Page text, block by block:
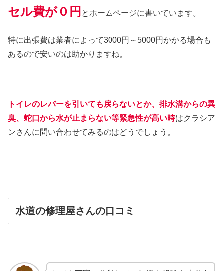
セル費が０円 とホームページに書いています。
特に出張費は業者によって3000円～5000円かかる場合も
あるので安いのは助かりますね。
トイレのレバーを引いても戻らないとか、排水溝からの異
臭、蛇口から水が止まらない等緊急性が高い時はクラシア
ンさんに問い合わせてみるのはどうでしょう。
水道の修理屋さんの口コミ